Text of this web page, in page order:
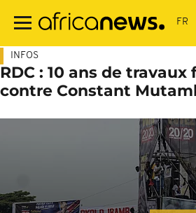
contenu
INFOS
RDC : 10 ans de
contre Constant